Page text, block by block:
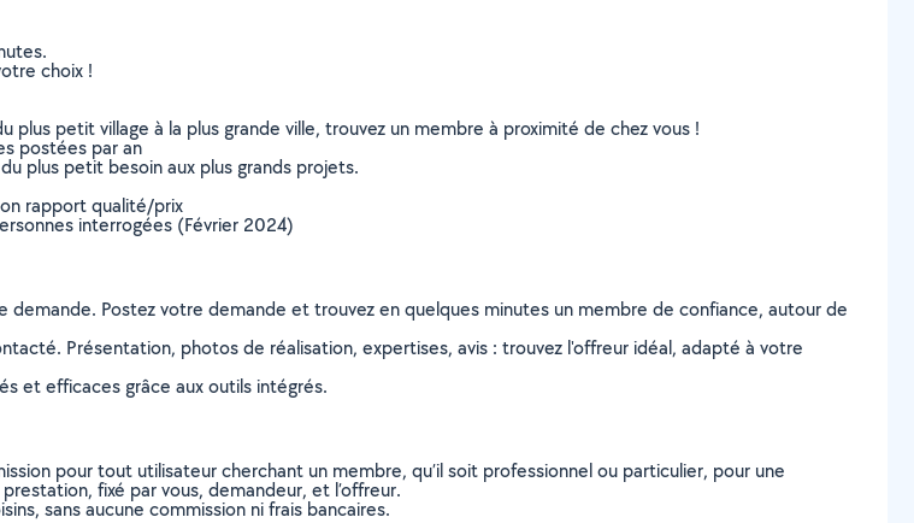
choix !
petit village à la plus grande ville, trouvez un membre à proximité de chez vous !
postées par an
plus petit besoin aux plus grands projets.
rapport qualité/prix
interrogées (Février 2024)
Postez votre demande et trouvez en quelques minutes un membre de confiance, autour de
Présentation, photos de réalisation, expertises, avis : trouvez l'offreur idéal, adapté à votre
et efficaces grâce aux outils intégrés.
pour tout utilisateur cherchant un membre, qu’il soit professionnel ou particulier, pour une
fixé par vous, demandeur, et l’offreur.
sans aucune commission ni frais bancaires.